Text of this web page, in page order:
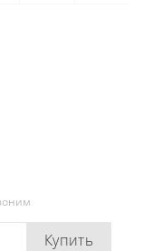
Купить